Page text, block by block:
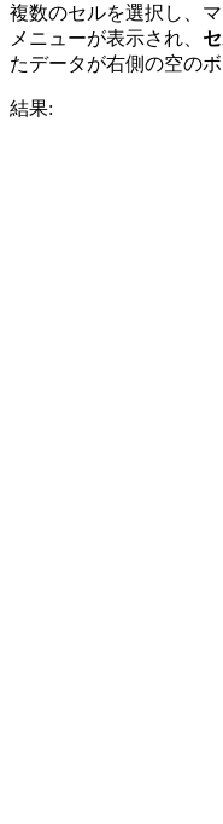
複数のセルを選択し、
メニューが表示され、
たデータが右側の空の
結果: